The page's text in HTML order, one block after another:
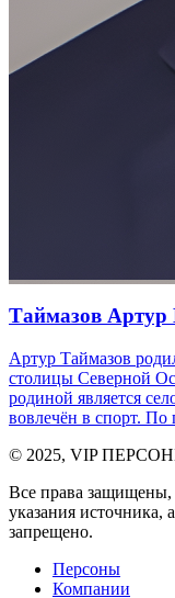
Таймазов Артур
Артур Таймазов
столицы Северной
родиной является
вовлечён в спорт. По
© 2025, VIP
Все права защищены,
указания источника,
запрещено.
Персоны
Компании